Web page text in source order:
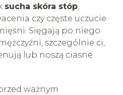
sucha skóra stóp,
czy częste uczucie
Sięgają po niego
szczególnie ci,
lub noszą ciasne
ważnym